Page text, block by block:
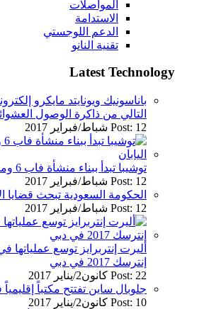
المواصلات
الاستدامة
الدعم اللوجستي
تقنية النانو
Latest Technology
باناسونيك ويونايتد مايكرو
التالي من ذاكرة الوصول
Post: 12 شباط/فبراير 2017
توشيبا تبدأ ببناء منشأة فاب 6 ومركز ميموري للبحث والتطوير في يوكايشي في اليابان
Post: 12 شباط/فبراير 2017
الحكومة السعودية تبحث قضايا
Post: 12 شباط/فبراير 2017
أليرت إنتربرايز توسع
إنترسك 2017 في دبي
Post: 22 كانون2/يناير 2017
جلوبال ساين تفتتح مكتباً
Post: 10 كانون2/يناير 2017